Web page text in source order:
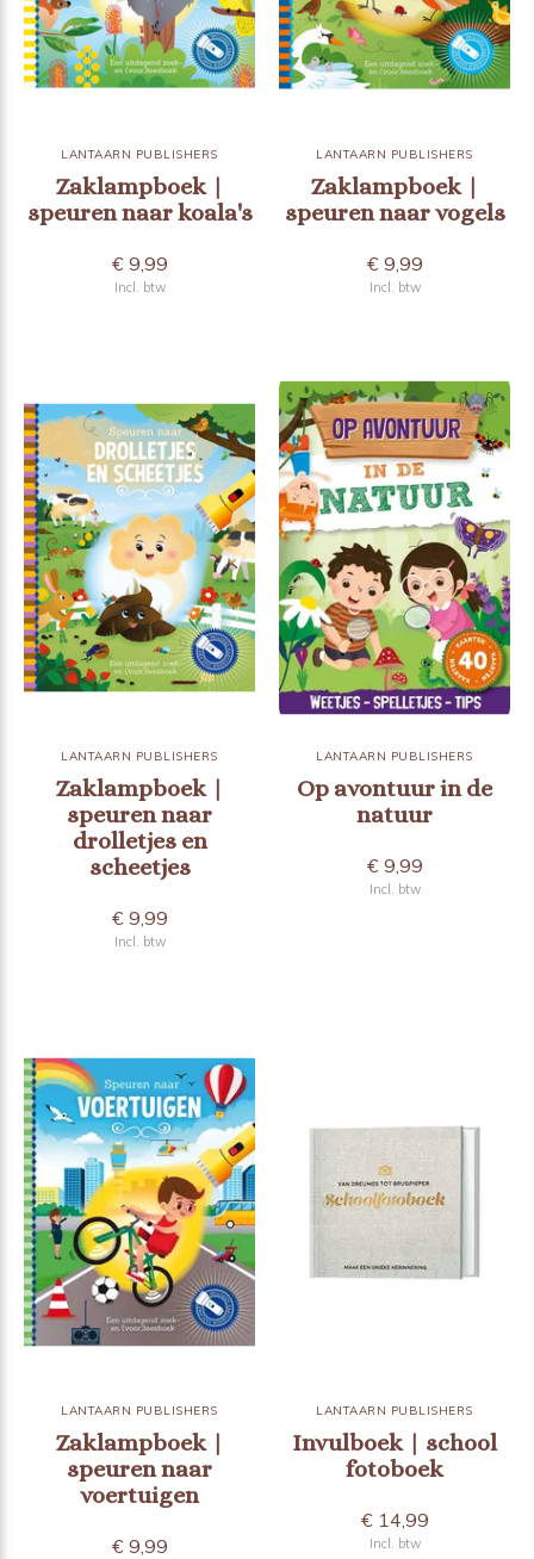
LANTAARN PUBLISHERS
Zaklampboek |
speuren naar koala's
€ 9,99
Incl. btw
LANTAARN PUBLISHERS
Zaklampboek |
speuren naar vogels
€ 9,99
Incl. btw
LANTAARN PUBLISHERS
Zaklampboek |
speuren naar
drolletjes en
scheetjes
€ 9,99
Incl. btw
LANTAARN PUBLISHERS
Op avontuur in de
natuur
€ 9,99
Incl. btw
LANTAARN PUBLISHERS
Zaklampboek |
speuren naar
voertuigen
€ 9,99
LANTAARN PUBLISHERS
Invulboek | school
fotoboek
€ 14,99
Incl. btw